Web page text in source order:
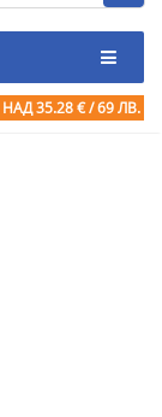
НАД 35.28 € / 69 ЛВ.